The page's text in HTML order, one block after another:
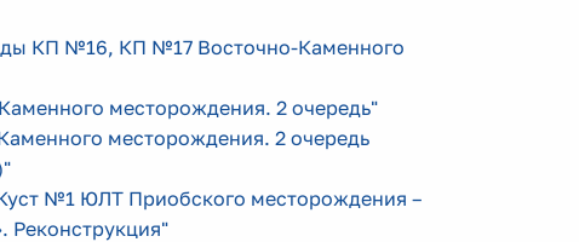
КП №16, КП №17 Восточно-Каменного
месторождения. 2 очередь"
месторождения. 2 очередь
"
№1 ЮЛТ Приобского месторождения –
Реконструкция"